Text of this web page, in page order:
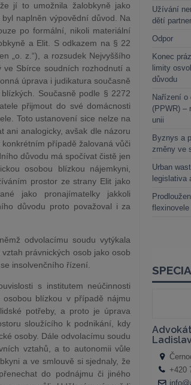
jí to umožnila žalobkyně jako
naplněn výpovědní důvod. Na
po formální, nikoli materiální
a Elit. S odkazem na § 22
„o. z.“), a rozsudek Nejvyššího
Sbírce soudních rozhodnutí a
úprava i judikatura současně
Současně podle § 2272
přijmout do své domácnosti
Toto ustanovení sice nelze na
ani analogicky, avšak dle názoru
případě žalovaná vůči
důvodu má spočívat čistě jen
osobou blízkou nájemkyni,
prostor ze strany Elit jako
jako pronajímatelky jakkoli
důvodu proto považoval i za
odvolacímu soudu vytýkala
právnických osob jako osob
insolvenčního řízení.
s institutem neúčinnosti
blízkou v případě nájmu
potřeby, a proto je úprava
sloužícího k podnikání, kdy
osoby. Dále odvolacímu soudu
vztahů, a to autonomii vůle
a ve smlouvě si sjednaly, že
do podnájmu či jiného
Užívání
dětí
Odpor
Konec
limity
důvodu
Nařízení o
(PPWR) –
unii
Byznys a
změny ve
Urban
legislativa
flexinovele